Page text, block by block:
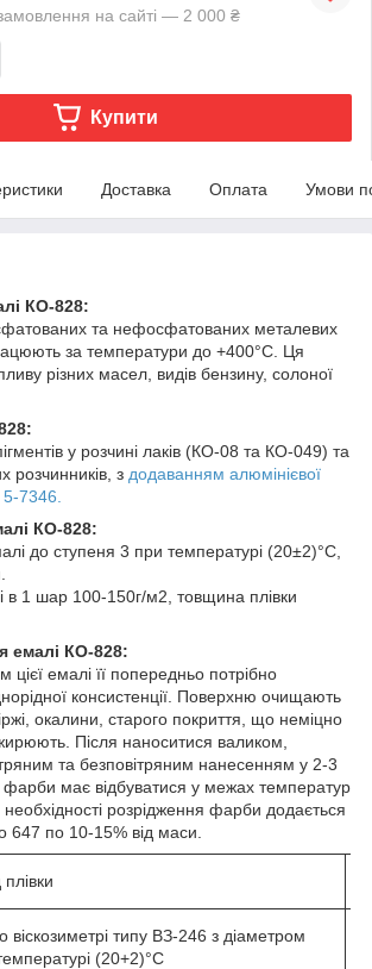
на сайті — 2 000 ₴
Купити
Доставка Оплата Умови
КО-828:
та нефосфатованих металевих
за температури до +400°С. Ця
різних масел, видів бензину, солоної
у розчині лаків (КО-08 та КО-049) та
розчинників, з додаванням алюмінієвої
7346.
КО-828:
до ступеня 3 при температурі (20±2)°C,
в 1 шар 100-150г/м2, товщина плівки
емалі КО-828:
емалі її попередньо потрібно
консистенції. Поверхню очищають
окалини, старого покриття, що неміцно
Після наноситися валиком,
та безповітряним нанесенням у 2-3
має відбуватися у межах температур
розрідження фарби додається
647 по 10-15% від маси.
віскозиметрі типу ВЗ-246 з діаметром
(20+2)°C